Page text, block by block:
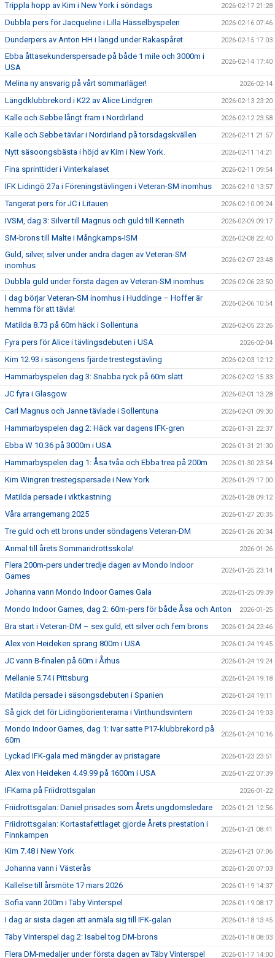
Trippla hopp av Kim i New York i söndags 2026-02-17 21:28
Dubbla pers för Jacqueline i Lilla Hässelbyspelen 2026-02-16 07:46
Dunderpers av Anton HH i längd under Rakaspåret 2026-02-15 17:03
Ebba åttasekunderspersade på både 1 mile och 3000m i
USA
2026-02-14 17:40
Melina ny ansvarig på vårt sommarläger! 2026-02-14
Längdklubbrekord i K22 av Alice Lindgren 2026-02-13 23:20
Kalle och Sebbe långt fram i Nordirland 2026-02-12 23:58
Kalle och Sebbe tävlar i Nordirland på torsdagskvällen 2026-02-11 21:57
Nytt säsoongsbästa i höjd av Kim i New York. 2026-02-11 14:21
Fina sprinttider i Vinterkalaset 2026-02-11 09:54
IFK Lidingö 27a i Föreningstävlingen i Veteran-SM inomhus 2026-02-10 13:57
Tangerat pers för JC i Litauen 2026-02-10 09:24
IVSM, dag 3: Silver till Magnus och guld till Kenneth 2026-02-09 09:17
SM-brons till Malte i Mångkamps-ISM 2026-02-08 22:40
Guld, silver, silver under andra dagen av Veteran-SM
inomhus
2026-02-07 23:48
Dubbla guld under första dagen av Veteran-SM inomhus 2026-02-06 23:50
I dag börjar Veteran-SM inomhus i Huddinge – Hoffer är
hemma för att tävla!
2026-02-06 10:54
Matilda 8.73 på 60m häck i Sollentuna 2026-02-05 23:26
Fyra pers för Alice i tävlingsdebuten i USA 2026-02-04
Kim 12.93 i säsongens fjärde trestegstävling 2026-02-03 12:12
Hammarbyspelen dag 3: Snabba ryck på 60m slätt 2026-02-02 15:33
JC fyra i Glasgow 2026-02-01 13:28
Carl Magnus och Janne tävlade i Sollentuna 2026-02-01 09:30
Hammarbyspelen dag 2: Häck var dagens IFK-gren 2026-01-31 22:37
Ebba W 10:36 på 3000m i USA 2026-01-31 21:30
Hammarbyspelen dag 1: Åsa tvåa och Ebba trea på 200m 2026-01-30 23:54
Kim Wingren trestegspersade i New York 2026-01-29 17:00
Matilda persade i viktkastning 2026-01-28 09:12
Våra arrangemang 2025 2026-01-27 20:35
Tre guld och ett brons under söndagens Veteran-DM 2026-01-26 20:34
Anmäl till årets Sommaridrottsskola! 2026-01-26
Flera 200m-pers under tredje dagen av Mondo Indoor
Games
2026-01-25 23:14
Johanna vann Mondo Indoor Games Gala 2026-01-25 09:39
Mondo Indoor Games, dag 2: 60m-pers för både Åsa och Anton 2026-01-25
Bra start i Veteran-DM – sex guld, ett silver och fem brons 2026-01-24 23:46
Alex von Heideken sprang 800m i USA 2026-01-24 19:45
JC vann B-finalen på 60m i Århus 2026-01-24 19:24
Mellanie 5.74 i Pittsburg 2026-01-24 19:18
Matilda persade i säsongsdebuten i Spanien 2026-01-24 19:11
Så gick det för Lidingöorienterarna i Vinthundsvintern 2026-01-24 19:03
Mondo Indoor Games, dag 1: Ivar satte P17-klubbrekord på
60m
2026-01-24 10:16
Lyckad IFK-gala med mängder av pristagare 2026-01-23 23:51
Alex von Heideken 4.49.99 på 1600m i USA 2026-01-22 07:39
IFKarna på Friidrottsgalan 2026-01-22
Friidrottsgalan: Daniel prisades som Årets ungdomsledare 2026-01-21 12:56
Friidrottsgalan: Kortastafettlaget gjorde Årets prestation i
Finnkampen
2026-01-21 08:41
Kim 7.48 i New York 2026-01-21 07:06
Johanna vann i Västerås 2026-01-20 07:03
Kallelse till årsmöte 17 mars 2026 2026-01-19 14:37
Sofia vann 200m i Täby Vinterspel 2026-01-19 08:17
I dag är sista dagen att anmäla sig till IFK-galan 2026-01-18 13:45
Täby Vinterspel dag 2: Isabel tog DM-brons 2026-01-18 08:03
Flera DM-medaljer under första dagen av Täby Vinterspel 2026-01-17 14:00